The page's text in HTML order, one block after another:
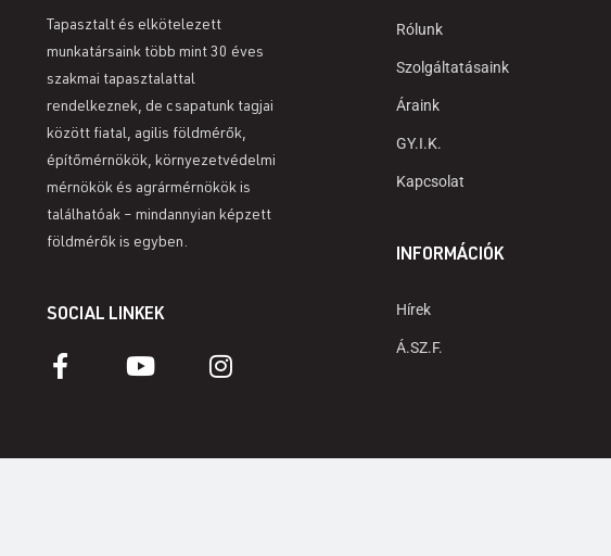
Tapasztalt és elkötelezett
munkatársaink több mint 30 éves
szakmai tapasztalattal
rendelkeznek, de csapatunk tagjai
között fiatal, agilis földmérők,
építőmérnökök, környezetvédelmi
mérnökök és agrármérnökök is
találhatóak – mindannyian képzett
földmérők is egyben.
SOCIAL LINKEK
Rólunk
Szolgáltatásaink
Áraink
GY.I.K.
Kapcsolat
INFORMÁCIÓK
Hírek
Á.SZ.F.